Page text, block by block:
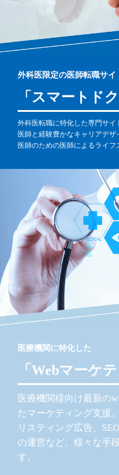
外科医限定の医師転職サイ
「スマートド
外科医転職に特化した専門サイ
医師と経験豊かなキャリアデザ
医師のための医師によるライフ
医療機関に特化した
「Webマーケ
医療機関様向け最新の
たマーケティング支援。
リスティング広告、
の運営など、様々な手
す。